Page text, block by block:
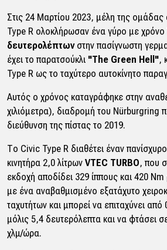
Στις 24 Μαρτίου 2023, μέλη της
Type R ολοκλήρωσαν ένα γύρο με χρόνο
δευτερολέπτωνστην πασίγνωστη
έχει το παρατσούκλι "The Green Hell",
Type R ως το ταχύτερο αυτοκίνητο
Αυτός ο χρόνος καταγράφηκε στην
χιλιόμετρα), διαδρομή του Nürburgring
διεύθυνση της πίστας το 2019.
Το Civic Type R διαθέτει έναν
κινητήρα 2,0 λίτρων VTEC TURBO, που
εκδοχή αποδίδει 329 ίππους και 420
με ένα αναβαθμισμένο εξατάχυτο
ταχυτήτων και μπορεί να επιταχύνει
μόλις 5,4 δευτερόλεπτα και να φτάσει
χλμ/ώρα.